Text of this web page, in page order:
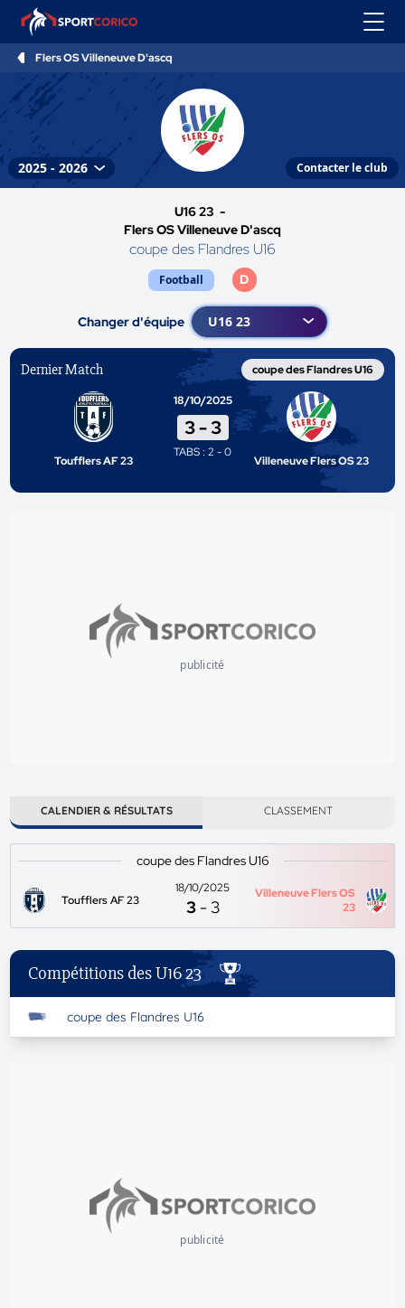
Flers OS Villeneuve D'ascq
Contacter le club
U16 23 -
Flers OS Villeneuve D'ascq
coupe des Flandres U16
Football D
Changer d'équipe
Dernier Match coupe des Flandres U16
Toufflers AF 23
18/10/2025
3- 3
TABS : 2 - 0
Villeneuve Flers OS 23
publicité
CALENDIER & RÉSULTATS CLASSEMENT
coupe des Flandres U16
Toufflers AF 23
18/10/2025
3 - 3
Villeneuve Flers OS
23
Compétitions des U16 23
coupe des Flandres U16
publicité